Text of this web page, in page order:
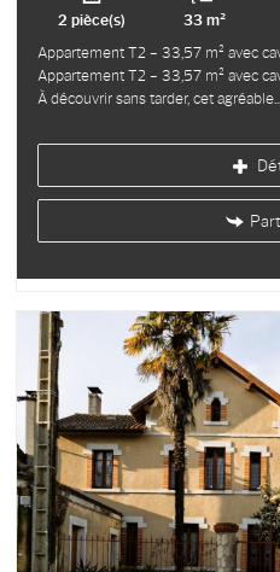
2 pièce(s)
33 m²
Appartement T2 – 33,57 m² avec
Appartement T2 – 33,57 m² avec
À découvrir sans tarder, cet agréable...